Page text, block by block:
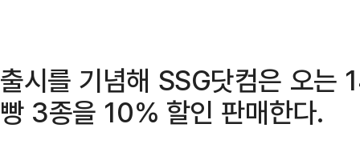
출시를 기념해 SSG닷컴은 오는
빵 3종을 10% 할인 판매한다.